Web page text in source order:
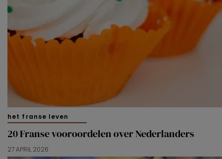
het franse leven
20 Franse vooroordelen over Nederlanders
27 APRIL 2026